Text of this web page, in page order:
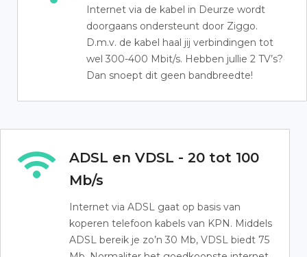
Internet via de kabel in Deurze wordt
doorgaans ondersteunt door Ziggo.
D.m.v. de kabel haal jij verbindingen tot
wel 300-400 Mbit/s. Hebben jullie 2 TV’s?
Dan snoept dit geen bandbreedte!
ADSL en VDSL - 20 tot 100
Mb/s
Internet via ADSL gaat op basis van
koperen telefoon kabels van KPN. Middels
ADSL bereik je zo’n 30 Mb, VDSL biedt 75